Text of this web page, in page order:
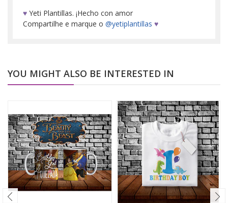
♥ Yeti Plantillas. ¡Hecho con amor
Compartilhe e marque o @yetiplantillas ♥
YOU MIGHT ALSO BE INTERESTED IN